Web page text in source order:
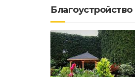
Благоустройство